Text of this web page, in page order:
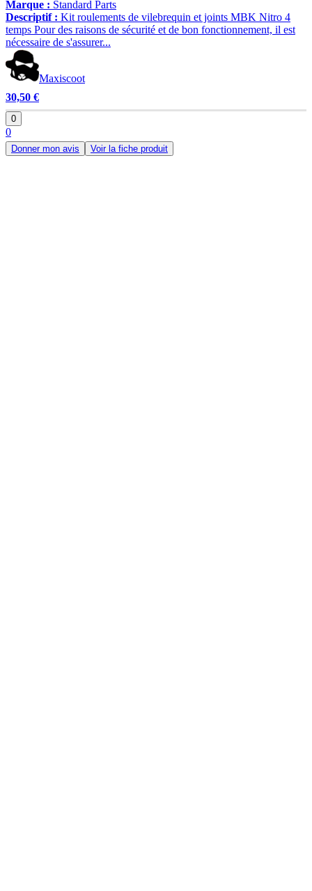
Marque : Standard Parts
Descriptif : Kit roulements de vilebrequin et joints MBK Nitro 4
temps Pour des raisons de sécurité et de bon fonctionnement, il est
nécessaire de s'assurer...
Maxiscoot
30,50 €
0
0
Donner mon avis Voir la fiche produit